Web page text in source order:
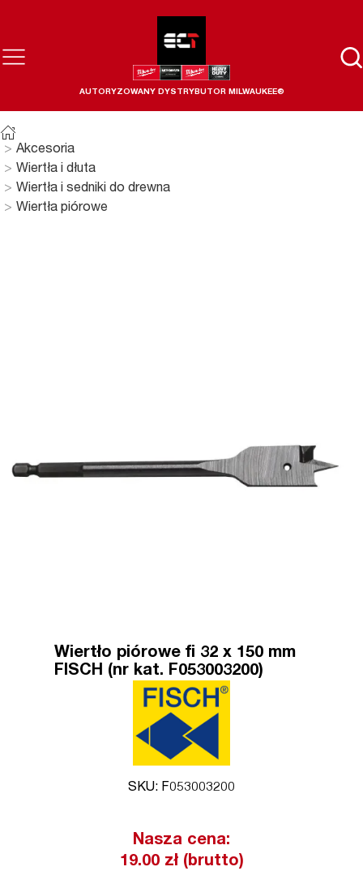
AUTORYZOWANY DYSTRYBUTOR MILWAUKEE®
Akcesoria
Wiertła i dłuta
Wiertła i sedniki do drewna
Wiertła piórowe
Wiertło piórowe fi 32 x 150 mm
FISCH (nr kat. F053003200)
SKU: F053003200
Nasza cena:
19.00 zł (brutto)